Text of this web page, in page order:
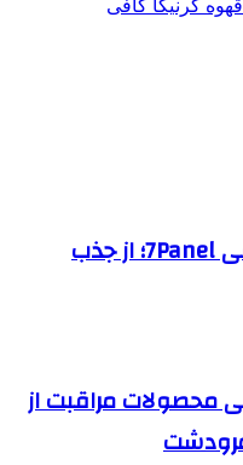
گرنیکا کافی
خدمات شبکه‌های اجتماعی 7Panel؛ از جذب
محصولات مراقبت از